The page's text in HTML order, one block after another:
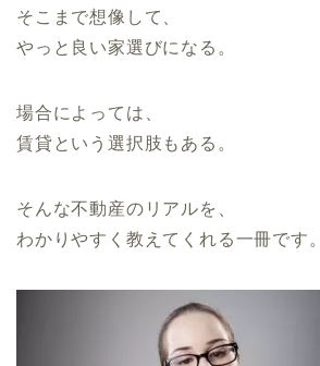
そこまで想像して、
やっと良い家選びになる。
場合によっては、
賃貸という選択肢もある。
そんな不動産のリアルを、
わかりやすく教えてくれる一冊です。